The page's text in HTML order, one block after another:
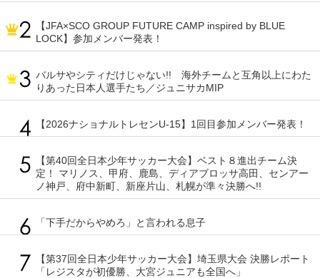
【JFA×SCO GROUP FUTURE CAMP inspired by BLUE
LOCK】参加メンバー発表！
バルサやシティだけじゃない!! 海外チームと互角以上にわた
りあった日本人選手たち／ジュニサカMIP
【2026ナショナルトレセンU-15】1回目参加メンバー発表！
【第40回全日本少年サッカー大会】ベスト８進出チーム決
定！ マリノス、甲府、鹿島、ディアブロッサ高田、センアー
ノ神戸、府中新町、新座片山、札幌が準々決勝へ!!
「下手だからやめろ」と言われる息子
【第37回全日本少年サッカー大会】埼玉県大会 決勝レポート
「レジスタが初優勝、大宮ジュニアも全国へ」